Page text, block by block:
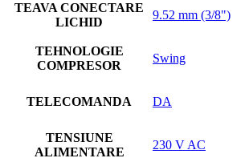
TEAVA CONECTARE
LICHID
9.52 mm (3/8")
TEHNOLOGIE
COMPRESOR
Swing
TELECOMANDA DA
TENSIUNE
ALIMENTARE
230 V AC